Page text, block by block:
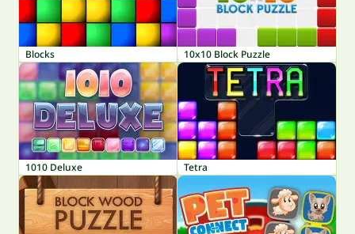
Blocks 10x10 Block Puzzle
1010 Deluxe Tetra